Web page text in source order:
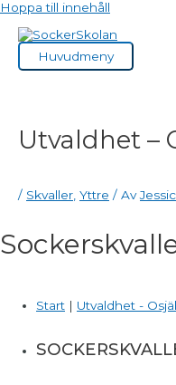
Hoppa till innehåll
Huvudmeny
Utvaldhet –
/ Skvaller Yttre / Av
Start | Utvaldhet -